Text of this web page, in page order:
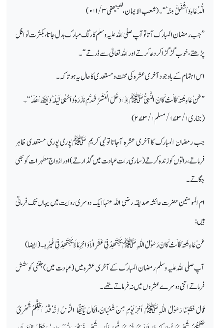
الُّدُعَاءِ وَاَشْفَقَ مِنْہٗ“۔ (شعب الایمان،للبیھقی۳/ ۰۱۱)
”جب رمضان المبارک آتا تو آپ صلی اللہ علیہ وسلم کا رنگ مبارک بدل جاتا، بکثرت نوافل
پڑھتے،خوب گڑ گڑا کر دعا کرتے اور اللہ تعالیٰ سے ڈرتے“۔
اس اہتمام کے باوجود آخری عشرہ کی محنت و مستعدی کا حال یہ ہوتا کہ۔
”عَنْ عَاءِشَۃَ قَالَتْ کَانَ النَّبِیُّ ﷺ اِذَا دَخَلَ الْعَشَرُ شَدَّ مِءْزَرَہٗ وَ اَحْیٰی لَیْلَہٗ وَاَیْقَظَ اَھْلَہٗ“۔
(بخاری۱ / ۱۷۳/ مسلم۱/ ۲۷۳)
جب رمضان المبارک کا آخری عشرہ آجاتا تونبی کریم ﷺ پوری پوری مستعدی ظاہر
فرماتے،راتوں کو زندہ کرتے(ساری رات عبادت میں گذارتے)اور ازواج مطہرات کو بھی
جگاتے۔
ام المومنین حضرت عائشہ صدیقہ رضی اللہ عنہاایک دوسری روایت میں یہاں تک فرماتی
ہیں:
عَنْ عَاءِشَۃَقَالَتْ کَانَ رَسُوْلُ اللّٰہِ ﷺ یَجْتَھِدُ فِیْ عَشَرِ الْاَوَاخِرِ مَالَا یَجْتَھِدُ فِیْ غَیْرِہِ۔ (ایضا)
آپ صلی اللہ علیہ وسلم رمضان المبارک کے آخری عشرہ میں (عبادت میں) جتنی کو شش
فرماتے اتنی دوسرے عشروں میں نہ فرماتے تھے۔
قَالَ خَطَبَنَا رَسُوْلُ اللّٰہِﷺ اٰخِرَ یَوْمٍ مِنْ شَعْبَانَ،فَقَالَ یٰآیُّھَا النَّاسُ اِ نَّہٗ قَدْ اَظِلَّکُمْ شَھْرئ